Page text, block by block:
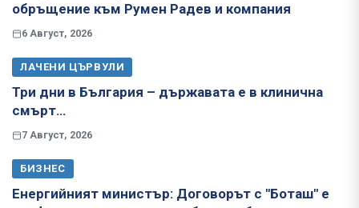
обръщение към Румен Радев и компания
6 Август, 2026
ЛАЧЕНИ ЦЪРВУЛИ
Три дни в България – държавата е в клинична
смърт…
7 Август, 2026
БИЗНЕС
Енергийният министър: Договорът с "Боташ" е